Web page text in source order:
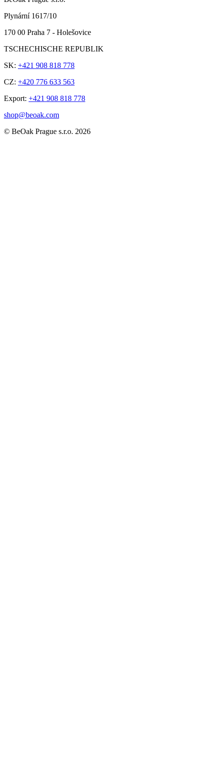
Plynární 1617/10
170 00 Praha 7 - Holešovice
TSCHECHISCHE REPUBLIK
SK: +421 908 818 778
CZ: +420 776 633 563
Export: +421 908 818 778
shop@beoak.com
© BeOak Prague s.r.o. 2026